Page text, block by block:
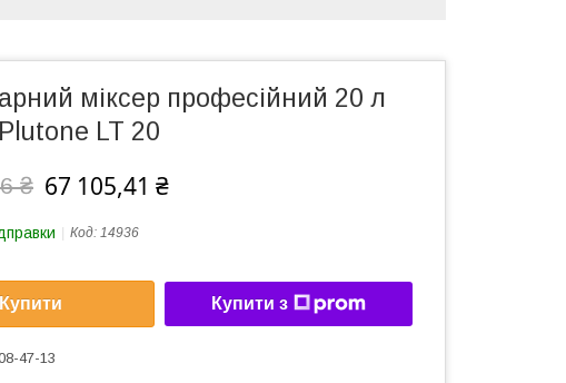
міксер професійний 20 л
LT 20
₴ 67 105,41 ₴
Код: 14936
Купити Купити з
47-13